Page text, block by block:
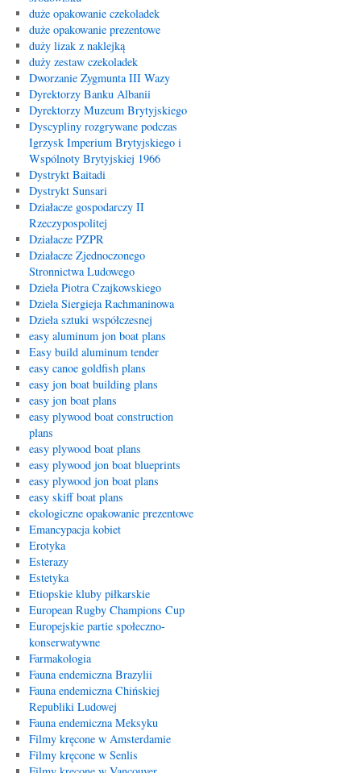
duże opakowanie czekoladek
duże opakowanie prezentowe
duży lizak z naklejką
duży zestaw czekoladek
Dworzanie Zygmunta III Wazy
Dyrektorzy Banku Albanii
Dyrektorzy Muzeum Brytyjskiego
Dyscypliny rozgrywane podczas
Igrzysk Imperium Brytyjskiego i
Wspólnoty Brytyjskiej 1966
Dystrykt Baitadi
Dystrykt Sunsari
Działacze gospodarczy II
Rzeczypospolitej
Działacze PZPR
Działacze Zjednoczonego
Stronnictwa Ludowego
Dzieła Piotra Czajkowskiego
Dzieła Siergieja Rachmaninowa
Dzieła sztuki współczesnej
easy aluminum jon boat plans
Easy build aluminum tender
easy canoe goldfish plans
easy jon boat building plans
easy jon boat plans
easy plywood boat construction
plans
easy plywood boat plans
easy plywood jon boat blueprints
easy plywood jon boat plans
easy skiff boat plans
ekologiczne opakowanie prezentowe
Emancypacja kobiet
Erotyka
Esterazy
Estetyka
Etiopskie kluby piłkarskie
European Rugby Champions Cup
Europejskie partie społeczno-
konserwatywne
Farmakologia
Fauna endemiczna Brazylii
Fauna endemiczna Chińskiej
Republiki Ludowej
Fauna endemiczna Meksyku
Filmy kręcone w Amsterdamie
Filmy kręcone w Senlis